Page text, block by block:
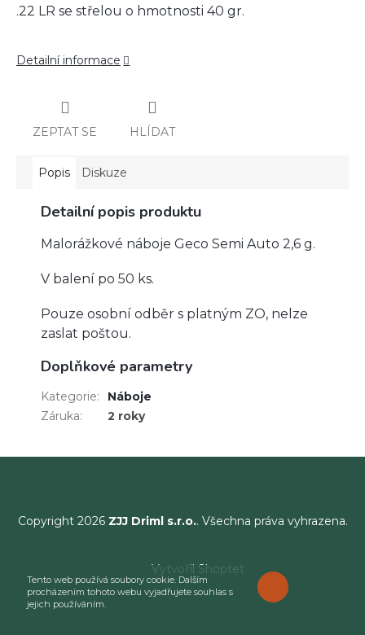
Tento web používá soubory cookie. Dalším
procházením tohoto webu vyjadřujete souhlas s
jejich používáním.
ROZUMÍM
.22 LR se střelou o hmotnosti 40 gr.
Detailní informace
ZEPTAT SE HLÍDAT
Popis Diskuze
Detailní popis produktu
Malorážkové náboje Geco Semi Auto 2,6 g.
V balení po 50 ks.
Pouze osobní odběr s platným ZO, nelze
zaslat poštou.
Doplňkové parametry
Kategorie:
Náboje
Záruka: 2 roky
Copyright 2026 ZJJ Driml s.r.o.. Všechna práva vyhrazena.
Vytvořil Shoptet